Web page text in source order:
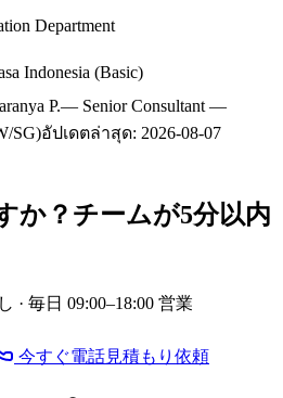
Department
Indonesia (Basic)
P.— Senior Consultant —
SG)อัปเดตล่าสุด: 2026-08-07
か？チームが5分以内
· 毎日 09:00–18:00 営業
今すぐ電話見積もり依頼